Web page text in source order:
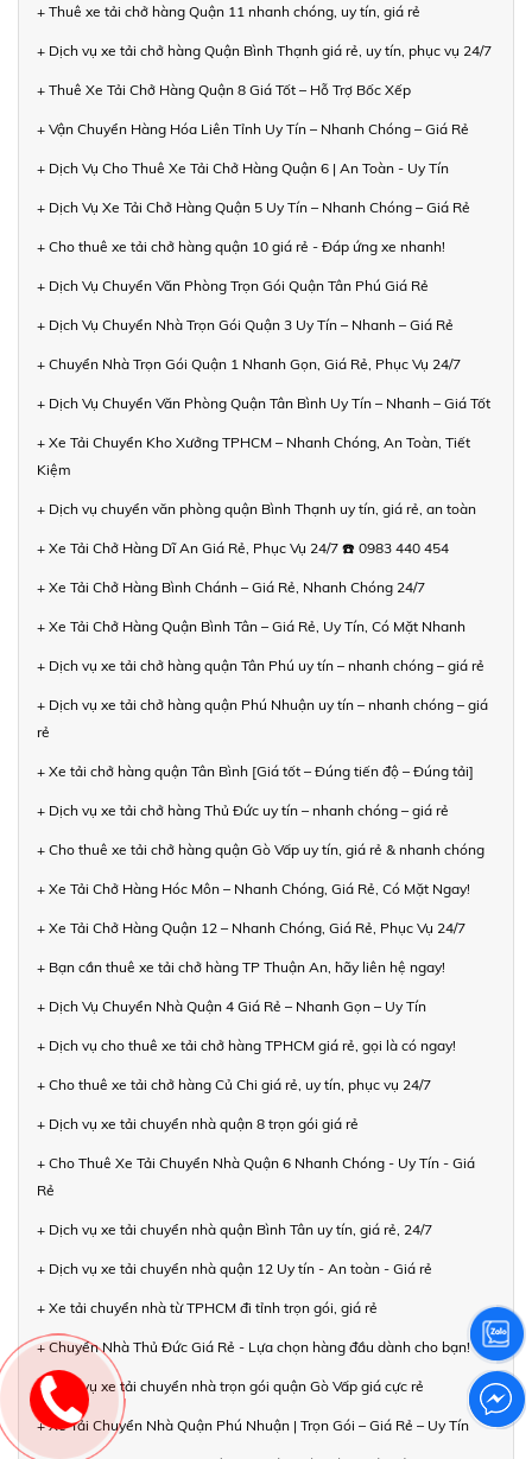
+ Thuê xe tải chở hàng Quận 11 nhanh chóng, uy tín, giá rẻ
+ Dịch vụ xe tải chở hàng Quận Bình Thạnh giá rẻ, uy tín, phục vụ 24/7
+ Thuê Xe Tải Chở Hàng Quận 8 Giá Tốt – Hỗ Trợ Bốc Xếp
+ Vận Chuyển Hàng Hóa Liên Tỉnh Uy Tín – Nhanh Chóng – Giá Rẻ
+ Dịch Vụ Cho Thuê Xe Tải Chở Hàng Quận 6 | An Toàn - Uy Tín
+ Dịch Vụ Xe Tải Chở Hàng Quận 5 Uy Tín – Nhanh Chóng – Giá Rẻ
+ Cho thuê xe tải chở hàng quận 10 giá rẻ - Đáp ứng xe nhanh!
+ Dịch Vụ Chuyển Văn Phòng Trọn Gói Quận Tân Phú Giá Rẻ
+ Dịch Vụ Chuyển Nhà Trọn Gói Quận 3 Uy Tín – Nhanh – Giá Rẻ
+ Chuyển Nhà Trọn Gói Quận 1 Nhanh Gọn, Giá Rẻ, Phục Vụ 24/7
+ Dịch Vụ Chuyển Văn Phòng Quận Tân Bình Uy Tín – Nhanh – Giá Tốt
+ Xe Tải Chuyển Kho Xưởng TPHCM – Nhanh Chóng, An Toàn, Tiết
Kiệm
+ Dịch vụ chuyển văn phòng quận Bình Thạnh uy tín, giá rẻ, an toàn
+ Xe Tải Chở Hàng Dĩ An Giá Rẻ, Phục Vụ 24/7 ☎️ 0983 440 454
+ Xe Tải Chở Hàng Bình Chánh – Giá Rẻ, Nhanh Chóng 24/7
+ Xe Tải Chở Hàng Quận Bình Tân – Giá Rẻ, Uy Tín, Có Mặt Nhanh
+ Dịch vụ xe tải chở hàng quận Tân Phú uy tín – nhanh chóng – giá rẻ
+ Dịch vụ xe tải chở hàng quận Phú Nhuận uy tín – nhanh chóng – giá
rẻ
+ Xe tải chở hàng quận Tân Bình [Giá tốt – Đúng tiến độ – Đúng tải]
+ Dịch vụ xe tải chở hàng Thủ Đức uy tín – nhanh chóng – giá rẻ
+ Cho thuê xe tải chở hàng quận Gò Vấp uy tín, giá rẻ & nhanh chóng
+ Xe Tải Chở Hàng Hóc Môn – Nhanh Chóng, Giá Rẻ, Có Mặt Ngay!
+ Xe Tải Chở Hàng Quận 12 – Nhanh Chóng, Giá Rẻ, Phục Vụ 24/7
+ Bạn cần thuê xe tải chở hàng TP Thuận An, hãy liên hệ ngay!
+ Dịch Vụ Chuyển Nhà Quận 4 Giá Rẻ – Nhanh Gọn – Uy Tín
+ Dịch vụ cho thuê xe tải chở hàng TPHCM giá rẻ, gọi là có ngay!
+ Cho thuê xe tải chở hàng Củ Chi giá rẻ, uy tín, phục vụ 24/7
+ Dịch vụ xe tải chuyển nhà quận 8 trọn gói giá rẻ
+ Cho Thuê Xe Tải Chuyển Nhà Quận 6 Nhanh Chóng - Uy Tín - Giá
Rẻ
+ Dịch vụ xe tải chuyển nhà quận Bình Tân uy tín, giá rẻ, 24/7
+ Dịch vụ xe tải chuyển nhà quận 12 Uy tín - An toàn - Giá rẻ
+ Xe tải chuyển nhà từ TPHCM đi tỉnh trọn gói, giá rẻ
+ Chuyển Nhà Thủ Đức Giá Rẻ - Lựa chọn hàng đầu dành cho bạn!
+ Dịch vụ xe tải chuyển nhà trọn gói quận Gò Vấp giá cực rẻ
+ Xe Tải Chuyển Nhà Quận Phú Nhuận | Trọn Gói – Giá Rẻ – Uy Tín